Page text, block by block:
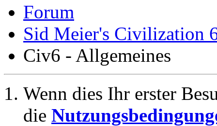
Forum
Sid Meier's Civilization
Civ6 - Allgemeines
Wenn dies Ihr erster
die